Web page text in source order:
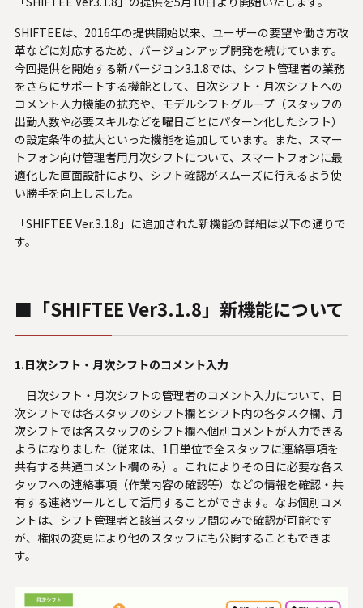
U.S. FrontLine
お問い合わせ
情報セキュリティ基本方針
個人情報保護方針
個人情報の取り扱いについて
外部送信ポリシー
特定個人情報等の適正な取り扱いに関する基本方針
カスタマーハラスメントに関する指針
電子公告
システムサポートホールディングス
SHIFTEEは、2016年の提供開始以来、ユーザーの要望や働き方改
革などに対応するため、バージョンアップ開発を続けています。
今回提供を開始する新バージョン3.1.8では、シフト管理者の業務
をさらにサポートする機能として、日次シフト・月次シフトへの
コメント入力機能の拡充や、モデルシフトグループ（スタッフの
出勤人数や必要スキルなどを曜日ごとにパターン化したシフト）
の設定条件の拡大といった機能を追加しています。また、スマー
トフォン向け管理者用月次シフトについて、スマートフォンに最
適化した画面設計により、シフト確認がスムーズに行えるよう使
い勝手を向上しました。
「SHIFTEE Ver.3.1.8」に追加された新機能の詳細は以下の通りで
す。
■「SHIFTEE Ver3.1.8」新機能について
1.日次シフト・月次シフトのコメント入力
日次シフト・月次シフトの管理者のコメント入力について、日
次シフトでは各スタッフのシフト欄とシフト内の各タスク欄、月
次シフトでは各スタッフのシフト欄へ個別コメントが入力できる
ようになりました（従来は、1日単位で全スタッフに連絡事項を
共有する共通コメント欄のみ）。これによりその日に必要な各ス
タッフへの連絡事項（作業内容の確認等）などの情報を確認・共
有する連絡ツールとして活用することができます。なお個別コメ
ントは、シフト管理者と該当スタッフ間のみで確認が可能です
が、権限の変更により他のスタッフにも公開することもできま
す。